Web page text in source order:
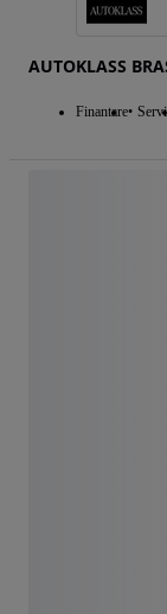
AUTOKLASS
Finantare